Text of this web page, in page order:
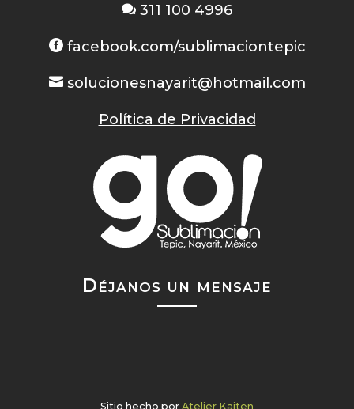
 311 100 4996
facebook.com/sublimaciontepic
 solucionesnayarit@hotmail.com
Política de Privacidad
Déjanos un mensaje
Sitio hecho por Atelier Kaiten